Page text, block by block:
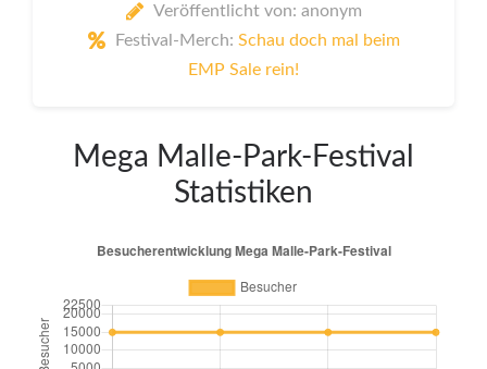
Veröffentlicht von: anonym
Festival-Merch: Schau doch mal beim
EMP Sale rein!
Mega Malle-Park-Festival
Statistiken